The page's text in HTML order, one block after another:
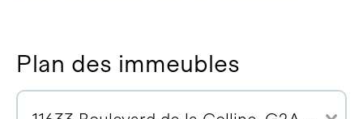
Plan des immeubles